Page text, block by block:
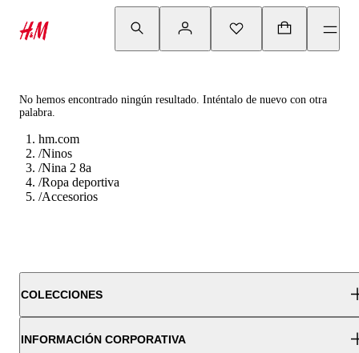
No hemos encontrado ningún resultado. Inténtalo de nuevo con otra
palabra.
hm.com
/Ninos
/Nina 2 8a
/Ropa deportiva
/Accesorios
COLECCIONES
INFORMACIÓN CORPORATIVA